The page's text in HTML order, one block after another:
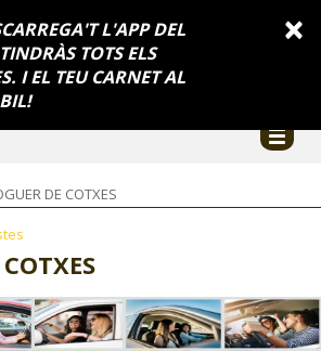
×
L'APP DEL
TOTS ELS
I EL TEU CARNET AL
Català
Catalunya Seu electrònica
FES-TE EL CJ
COL·LABORADORS
CONTACTE
CJ ADOLESCENTS
DE COTXES